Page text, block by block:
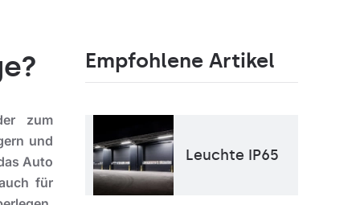
zum
und
Auto
für
Empfohlene Artikel
Leuchte IP65